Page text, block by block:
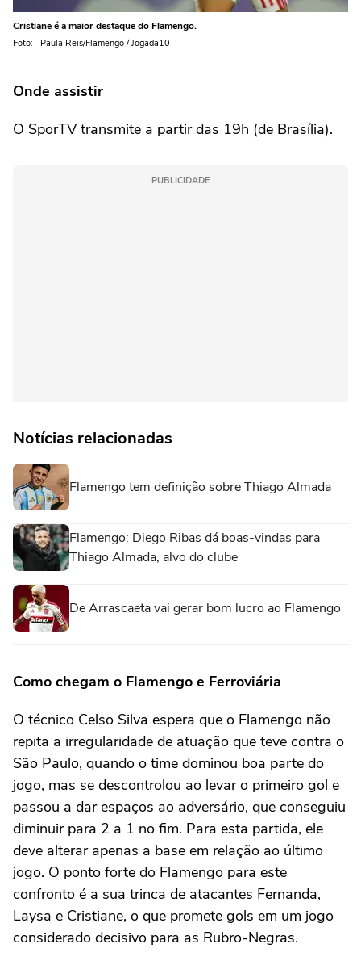
Cristiane é a maior destaque do Flamengo.
Foto: Paula Reis/Flamengo / Jogada10
Onde assistir
O SporTV transmite a partir das 19h (de Brasília).
PUBLICIDADE
Notícias relacionadas
Flamengo tem definição sobre Thiago Almada
Flamengo: Diego Ribas dá boas-vindas para
Thiago Almada, alvo do clube
De Arrascaeta vai gerar bom lucro ao Flamengo
Como chegam o Flamengo e Ferroviária
O técnico Celso Silva espera que o Flamengo não
repita a irregularidade de atuação que teve contra o
São Paulo, quando o time dominou boa parte do
jogo, mas se descontrolou ao levar o primeiro gol e
passou a dar espaços ao adversário, que conseguiu
diminuir para 2 a 1 no fim. Para esta partida, ele
deve alterar apenas a base em relação ao último
jogo. O ponto forte do Flamengo para este
confronto é a sua trinca de atacantes Fernanda,
Laysa e Cristiane, o que promete gols em um jogo
considerado decisivo para as Rubro-Negras.